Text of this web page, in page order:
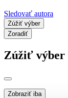
Sledovať autora
Zúžiť výber
Zoradiť
Zúžiť výber
Zobraziť iba